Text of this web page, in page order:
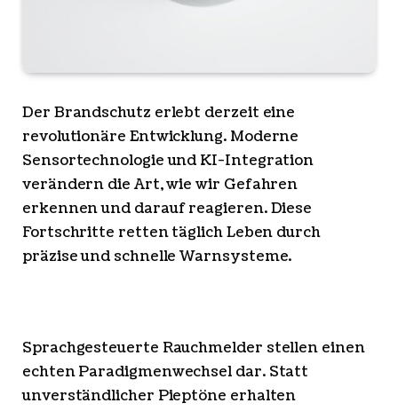
Der Brandschutz erlebt derzeit eine
revolutionäre Entwicklung. Moderne
Sensortechnologie und KI-Integration
verändern die Art, wie wir Gefahren
erkennen und darauf reagieren. Diese
Fortschritte retten täglich Leben durch
präzise und schnelle Warnsysteme.
Sprachgesteuerte Rauchmelder stellen einen
echten Paradigmenwechsel dar. Statt
unverständlicher Pieptöne erhalten